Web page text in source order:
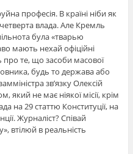
професія. В країні ніби як
влада. Але Кремль
була «тварью
мають нехай офіційні
про те, що засоби масової
будь то держава або
зв’язку Олексій
який не має ніякої місії, крім
на 29 статтю Конституції, на
Журналіст? Співай
втілюй в реальність